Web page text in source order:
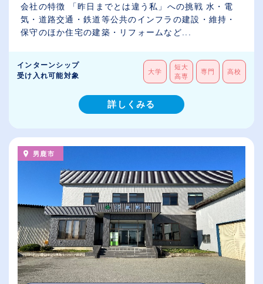
会社の特徴 「昨日までとは違う私」への挑戦 水・電
気・道路交通・鉄道等公共のインフラの建設・維持・
保守のほか住宅の建築・リフォームなど...
インターンシップ
受け入れ可能対象
大学
短大
高専
専門 高校
詳しくみる
男鹿市